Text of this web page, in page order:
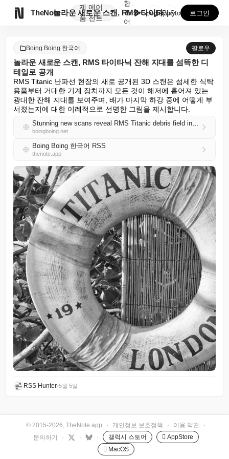
TheNote
제
품
에이
전트
놀라운 새로운 스캔, RMS 타이타닉 잔해 지대를 섬뜩...
한
국
어
GooglePlay
AppStore 로그인
Boing Boing 한국어 팔로우
놀라운 새로운 스캔, RMS 타이타닉 잔해 지대를 섬뜩한 디
테일로 공개
RMS Titanic 난파선 현장의 새로 공개된 3D 스캔은 섬세한 식탁
용품부터 거대한 기계 장치까지 모든 것이 해저에 흩어져 있는
광대한 잔해 지대를 보여주며, 배가 마지막 하강 중에 어떻게 부
서졌는지에 대한 이례적으로 선명한 그림을 제시합니다.
Stunning new scans reveal RMS Titanic debris field in eerie detail
boingboing.net
Boing Boing 한국어 RSS
thenote.app
RSS Hunter•5월 5일
© 2015-2026, TheNote.app · 개인정보 보호정책 · 이용 약관
·
문의하기
· · · 갤럭시 스토어
 AppStore
 MacOS